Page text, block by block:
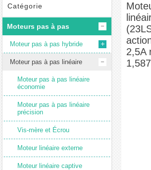
nema 23 (23LS26-2504A-150E actionneur externe 2,5A
Catégorie
Moteurs pas à pas
Moteur pas à pas hybride
Moteur pas à pas linéaire
Moteur pas à pas linéaire
économie
Moteur pas à pas linéaire
précision
Vis-mère et Écrou
Moteur linéaire externe
Moteur linéaire captive
2,5A